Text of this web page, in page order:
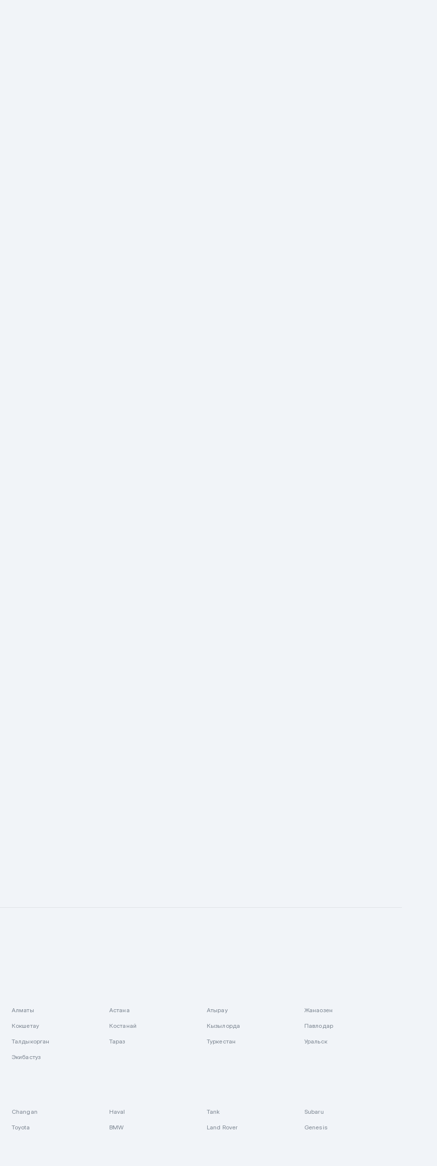
Алматы Астана Атырау Жанаозен
Кокшетау Костанай Кызылорда Павлодар
Талдыкорган Тараз Туркестан Уральск
Экибастуз
Changan Haval Tank Subaru
Toyota BMW Land Rover Genesis